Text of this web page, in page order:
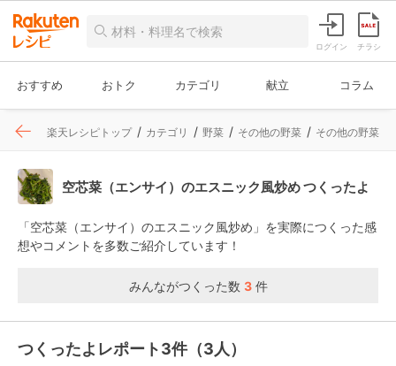
ログイン チラシ
おすすめ おトク カテゴリ 献立 コラム
楽天レシピトップ カテゴリ 野菜 その他の野菜 その他の野菜
空芯菜（エンサイ）のエスニック風炒め つくったよ
「空芯菜（エンサイ）のエスニック風炒め」を実際につくった感
想やコメントを多数ご紹介しています！
みんながつくった数 3件
つくったよレポート3件（3人）